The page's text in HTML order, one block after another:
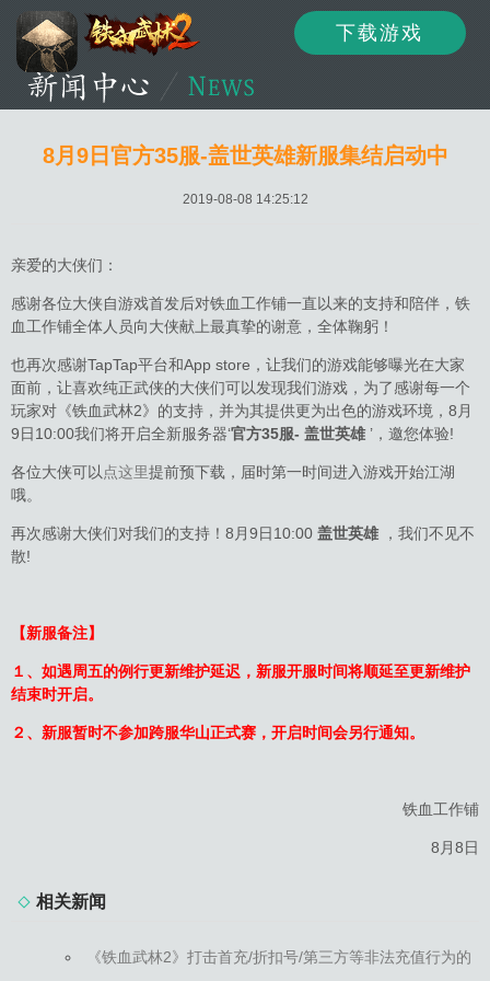
下载游戏
8月9日官方35服-盖世英雄新服集结启动中
2019-08-08 14:25:12
亲爱的大侠们：
感谢各位大侠自游戏首发后对铁血工作铺一直以来的支持和陪伴，铁
血工作铺全体人员向大侠献上最真挚的谢意，全体鞠躬！
也再次感谢TapTap平台和App store，让我们的游戏能够曝光在大家
面前，让喜欢纯正武侠的大侠们可以发现我们游戏，为了感谢每一个
玩家对《铁血武林2》的支持，并为其提供更为出色的游戏环境，8月
9日10:00我们将开启全新服务器‘官方35服- 盖世英雄’，邀您体验!
各位大侠可以 点这里提前预下载，届时第一时间进入游戏开始江湖
哦。
再次感谢大侠们对我们的支持！8月9日10:00 盖世英雄，我们不见不
散!
【新服备注】
１、如遇周五的例行更新维护延迟，新服开服时间将顺延至更新维护
结束时开启。
２、新服暂时不参加跨服华山正式赛，开启时间会另行通知。
铁血工作铺
8月8日
相关新闻
《铁血武林2》打击首充/折扣号/第三方等非法充值行为的
资讯